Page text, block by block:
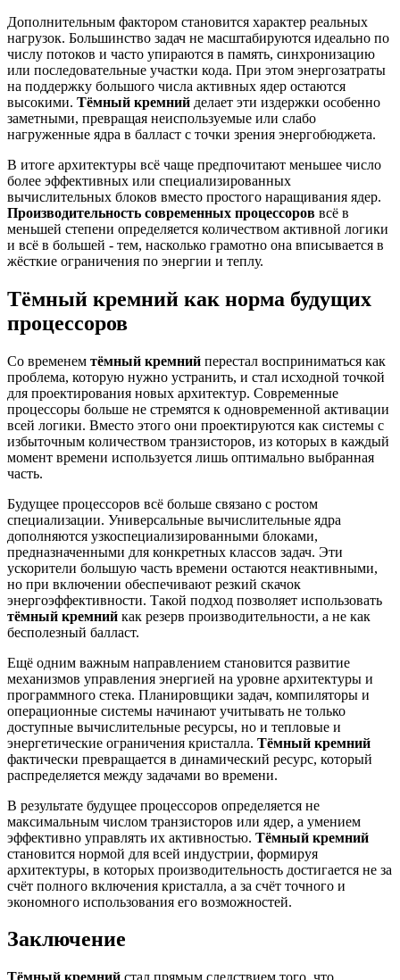
Дополнительным фактором становится характер реальных
нагрузок. Большинство задач не масштабируются идеально по
числу потоков и часто упираются в память, синхронизацию
или последовательные участки кода. При этом энергозатраты
на поддержку большого числа активных ядер остаются
высокими. Тёмный кремний делает эти издержки особенно
заметными, превращая неиспользуемые или слабо
нагруженные ядра в балласт с точки зрения энергобюджета.
В итоге архитектуры всё чаще предпочитают меньшее число
более эффективных или специализированных
вычислительных блоков вместо простого наращивания ядер.
Производительность современных процессоров всё в
меньшей степени определяется количеством активной логики
и всё в большей - тем, насколько грамотно она вписывается в
жёсткие ограничения по энергии и теплу.
Тёмный кремний как норма будущих
процессоров
Со временем тёмный кремний перестал восприниматься как
проблема, которую нужно устранить, и стал исходной точкой
для проектирования новых архитектур. Современные
процессоры больше не стремятся к одновременной активации
всей логики. Вместо этого они проектируются как системы с
избыточным количеством транзисторов, из которых в каждый
момент времени используется лишь оптимально выбранная
часть.
Будущее процессоров всё больше связано с ростом
специализации. Универсальные вычислительные ядра
дополняются узкоспециализированными блоками,
предназначенными для конкретных классов задач. Эти
ускорители большую часть времени остаются неактивными,
но при включении обеспечивают резкий скачок
энергоэффективности. Такой подход позволяет использовать
тёмный кремний как резерв производительности, а не как
бесполезный балласт.
Ещё одним важным направлением становится развитие
механизмов управления энергией на уровне архитектуры и
программного стека. Планировщики задач, компиляторы и
операционные системы начинают учитывать не только
доступные вычислительные ресурсы, но и тепловые и
энергетические ограничения кристалла. Тёмный кремний
фактически превращается в динамический ресурс, который
распределяется между задачами во времени.
В результате будущее процессоров определяется не
максимальным числом транзисторов или ядер, а умением
эффективно управлять их активностью. Тёмный кремний
становится нормой для всей индустрии, формируя
архитектуры, в которых производительность достигается не за
счёт полного включения кристалла, а за счёт точного и
экономного использования его возможностей.
Заключение